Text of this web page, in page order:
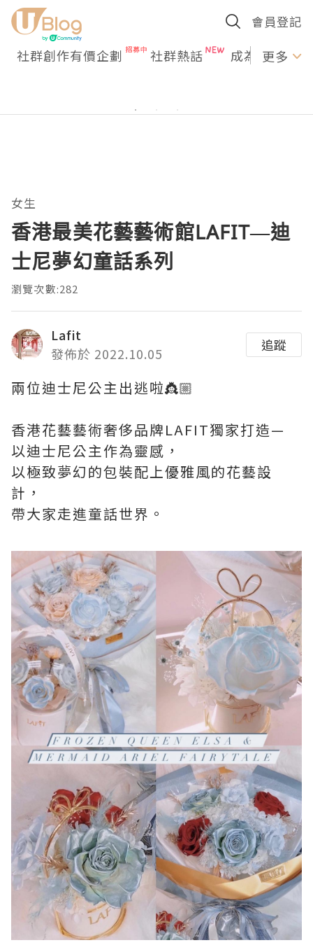
會員登記
社群創作有價企劃 社群熱話 成為U更多
女生
香港最美花藝藝術館LAFIT—迪
士尼夢幻童話系列
瀏覽次數:282
Lafit
發佈於 2022.10.05
追蹤
兩位迪士尼公主出逃啦👸🏼
香港花藝藝術奢侈品牌LAFIT獨家打造—
以迪士尼公主作為靈感，
以極致夢幻的包裝配上優雅風的花藝設
計，
帶大家走進童話世界。